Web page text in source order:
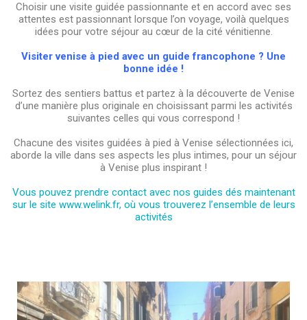
Choisir une visite guidée passionnante et en accord avec ses
attentes est passionnant lorsque l’on voyage, voilà quelques
idées pour votre séjour au cœur de la cité vénitienne.
Visiter venise à pied avec un guide francophone ? Une
bonne idée !
Sortez des sentiers battus et partez à la découverte de Venise
d’une manière plus originale en choisissant parmi les activités
suivantes celles qui vous correspond !
Chacune des visites guidées à pied à Venise sélectionnées ici,
aborde la ville dans ses aspects les plus intimes, pour un séjour
à Venise plus inspirant !
Vous pouvez prendre contact avec nos guides dés maintenant
sur le site www.welink.fr, où vous trouverez l’ensemble de leurs
activités